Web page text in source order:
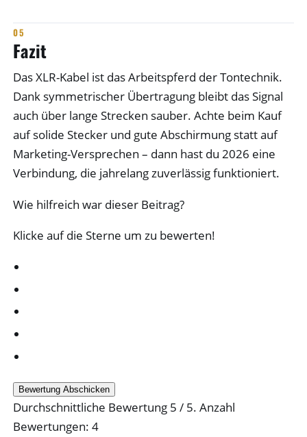
Fazit
Das XLR-Kabel ist das Arbeitspferd der Tontechnik.
Dank symmetrischer Übertragung bleibt das Signal
auch über lange Strecken sauber. Achte beim Kauf
auf solide Stecker und gute Abschirmung statt auf
Marketing-Versprechen – dann hast du 2026 eine
Verbindung, die jahrelang zuverlässig funktioniert.
Wie hilfreich war dieser Beitrag?
Klicke auf die Sterne um zu bewerten!
Bewertung Abschicken
Durchschnittliche Bewertung 5 / 5. Anzahl
Bewertungen:4